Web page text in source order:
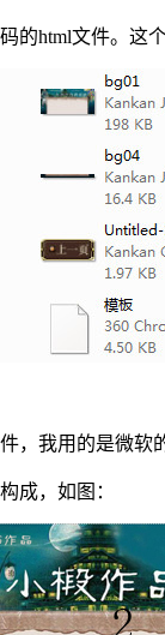
的html文件。这
，我用的是微软
成，如图：